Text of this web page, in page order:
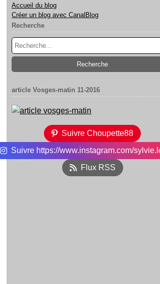
Accueil du blog
Créer un blog avec CanalBlog
Recherche
article Vosges-matin 11-2016
Suivre Choupette88
Suivre https://www.instagram.com/
Flux RSS